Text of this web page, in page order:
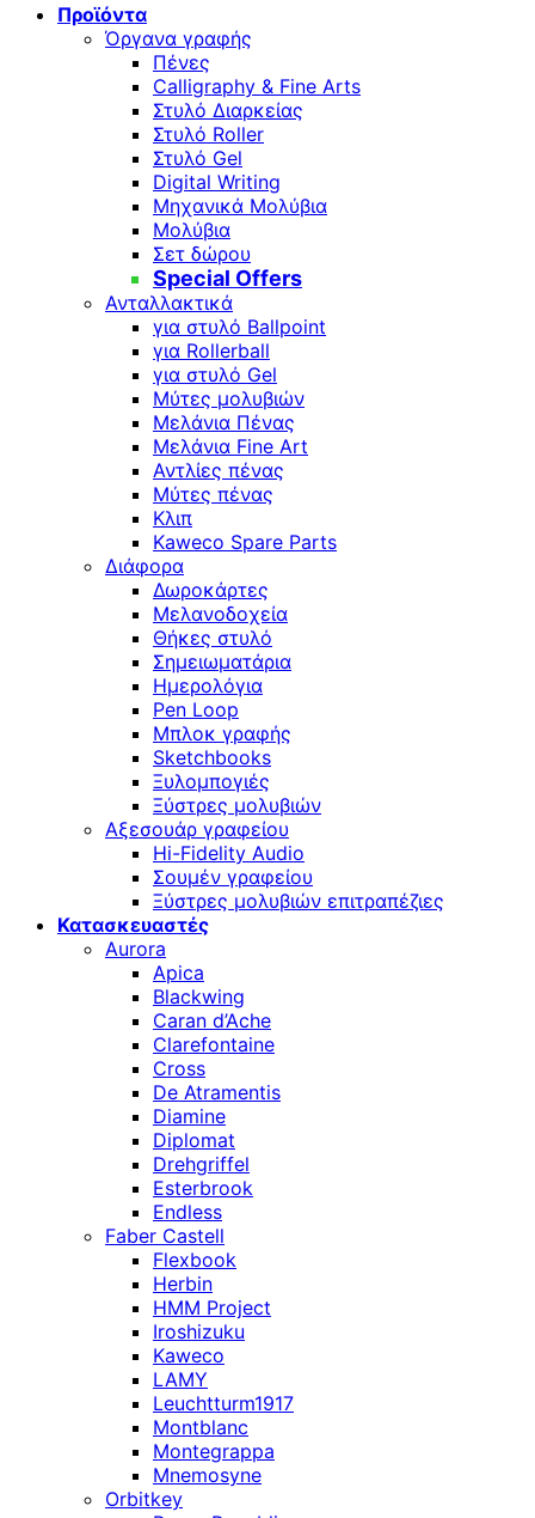
Προϊόντα
Όργανα γραφής
Πένες
Calligraphy & Fine Arts
Στυλό Διαρκείας
Στυλό Roller
Στυλό Gel
Digital Writing
Μηχανικά Μολύβια
Μολύβια
Σετ δώρου
Special Offers
Ανταλλακτικά
για στυλό Ballpoint
για Rollerball
για στυλό Gel
Μύτες μολυβιών
Μελάνια Πένας
Μελάνια Fine Art
Αντλίες πένας
Μύτες πένας
Κλιπ
Kaweco Spare Parts
Διάφορα
Δωροκάρτες
Μελανοδοχεία
Θήκες στυλό
Σημειωματάρια
Ημερολόγια
Pen Loop
Μπλοκ γραφής
Sketchbooks
Ξυλομπογιές
Ξύστρες μολυβιών
Αξεσουάρ γραφείου
Hi-Fidelity Audio
Σουμέν γραφείου
Ξύστρες μολυβιών επιτραπέζιες
Κατασκευαστές
Aurora
Apica
Blackwing
Caran d’Ache
Clarefontaine
Cross
De Atramentis
Diamine
Diplomat
Drehgriffel
Esterbrook
Endless
Faber Castell
Flexbook
Herbin
HMM Project
Iroshizuku
Kaweco
LAMY
Leuchtturm1917
Montblanc
Montegrappa
Mnemosyne
Orbitkey